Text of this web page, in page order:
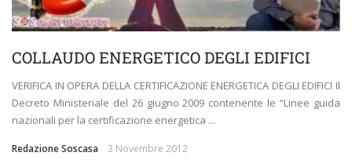
COLLAUDO ENERGETICO DEGLI EDIFICI
VERIFICA IN OPERA DELLA CERTIFICAZIONE ENERGETICA DEGLI EDIFICI Il
Decreto Ministeriale del 26 giugno 2009 contenente le “Linee guida
nazionali per la certificazione energetica ...
Redazione Soscasa 3 Novembre 2012